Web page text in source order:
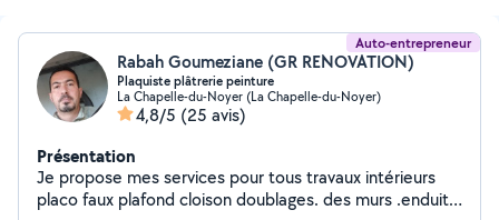
Auto-entrepreneur
Rabah Goumeziane (GR RENOVATION)
Plaquiste plâtrerie peinture
La Chapelle-du-Noyer (La Chapelle-du-Noyer)
4,8/5 (25 avis)
Présentation
Je propose mes services pour tous travaux intérieurs
placo faux plafond cloison doublages. des murs .enduit.